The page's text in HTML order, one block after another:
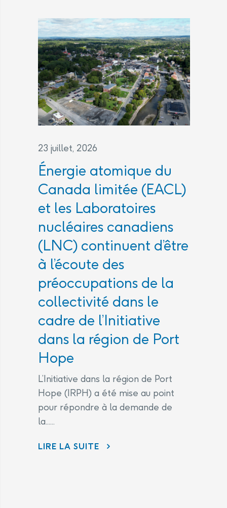
23 juillet, 2026
Énergie atomique du
Canada limitée (EACL)
et les Laboratoires
nucléaires canadiens
(LNC) continuent d’être
à l’écoute des
préoccupations de la
collectivité dans le
cadre de l’Initiative
dans la région de Port
Hope
L’Initiative dans la région de Port
Hope (IRPH) a été mise au point
pour répondre à la demande de
la......
LIRE LA SUITE